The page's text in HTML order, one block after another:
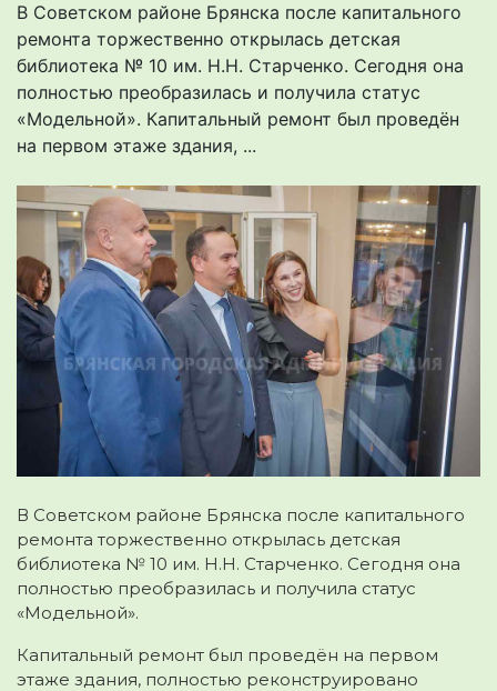
В Советском районе Брянска после капитального
ремонта торжественно открылась детская
библиотека № 10 им. Н.Н. Старченко. Сегодня она
полностью преобразилась и получила статус
«Модельной». Капитальный ремонт был проведён
на первом этаже здания, ...
В Советском районе Брянска после капитального
ремонта торжественно открылась детская
библиотека № 10 им. Н.Н. Старченко. Сегодня она
полностью преобразилась и получила статус
«Модельной».
Капитальный ремонт был проведён на первом
этаже здания, полностью реконструировано